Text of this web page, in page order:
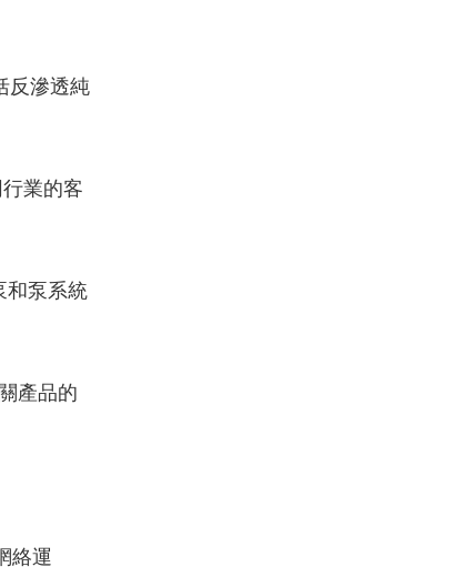
反滲透純
業的客
和泵系統
產品的
絡運